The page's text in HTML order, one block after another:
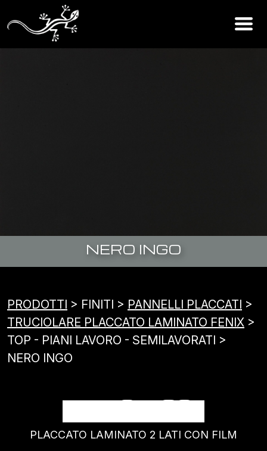
NERO INGO
PRODOTTI > FINITI > PANNELLI PLACCATI >
TRUCIOLARE PLACCATO LAMINATO FENIX >
TOP - PIANI LAVORO - SEMILAVORATI >
NERO INGO
NERO INGO
PLACCATO LAMINATO 2 LATI CON FILM